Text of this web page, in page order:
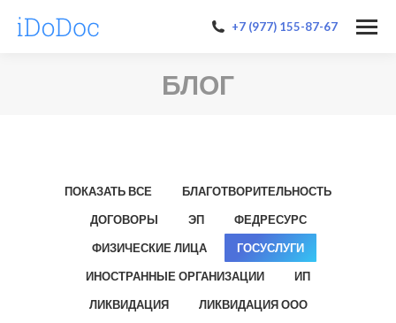
+7 (977) 155-87-67
БЛОГ
ПОКАЗАТЬ ВСЕ
БЛАГОТВОРИТЕЛЬНОСТЬ
ДОГОВОРЫ
ЭП
ФЕДРЕСУРС
ФИЗИЧЕСКИЕ ЛИЦА
ГОСУСЛУГИ
ИНОСТРАННЫЕ ОРГАНИЗАЦИИ
ИП
ЛИКВИДАЦИЯ
ЛИКВИДАЦИЯ ООО